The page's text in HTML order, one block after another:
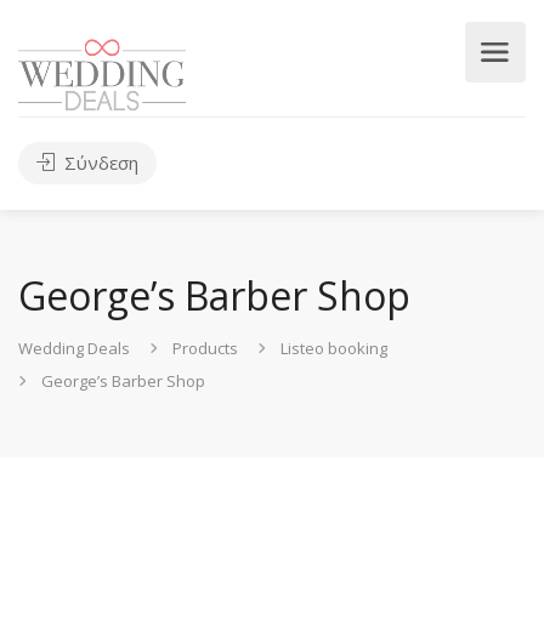
Σύνδεση
George’s Barber Shop
Wedding Deals Products
Listeo booking
George’s Barber Shop